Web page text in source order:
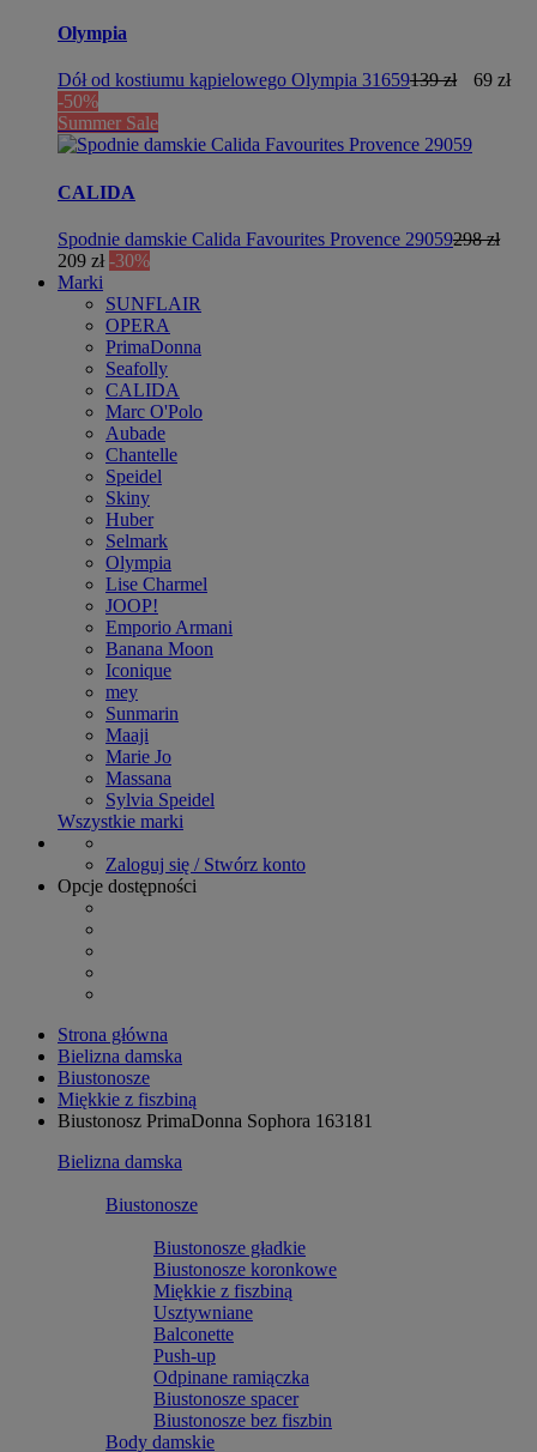
Olympia
Dół od kostiumu kąpielowego Olympia 31659139 zł
69 zł
-50%
Summer Sale
CALIDA
Spodnie damskie Calida Favourites Provence 29059298 zł
209 zł -30%
Marki
SUNFLAIR
OPERA
PrimaDonna
Seafolly
CALIDA
Marc O'Polo
Aubade
Chantelle
Speidel
Skiny
Huber
Selmark
Olympia
Lise Charmel
JOOP!
Emporio Armani
Banana Moon
Iconique
mey
Sunmarin
Maaji
Marie Jo
Massana
Sylvia Speidel
Wszystkie marki
Zaloguj się / Stwórz konto
Opcje dostępności
Strona główna
Bielizna damska
Biustonosze
Miękkie z fiszbiną
Biustonosz PrimaDonna Sophora 163181
Bielizna damska
Biustonosze
Biustonosze gładkie
Biustonosze koronkowe
Miękkie z fiszbiną
Usztywniane
Balconette
Push-up
Odpinane ramiączka
Biustonosze spacer
Biustonosze bez fiszbin
Body damskie